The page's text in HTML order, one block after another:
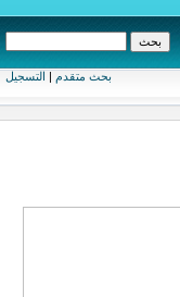
بحث متقدم | التسجيل